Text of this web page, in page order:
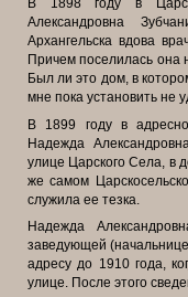
В 1898 году в
Александровна
Архангельска вдова
Причем поселилась она
Был ли это дом, в
мне пока установить не
В 1899 году в
Надежда
улице Царского Села, в
же самом
служила ее тезка.
Надежда
заведующей
адресу до 1910 года,
улице. После этого